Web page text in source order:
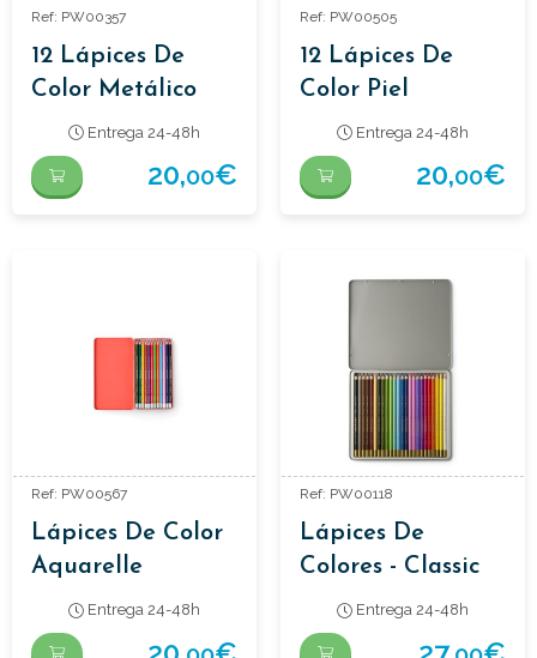
Ref: PW00357
12 Lápices De
Color Metálico
Entrega 24-48h
20,00€
Ref: PW00505
12 Lápices De
Color Piel
Entrega 24-48h
20,00€
Ref: PW00567
Lápices De Color
Aquarelle
Entrega 24-48h
Ref: PW00118
Lápices De
Colores - Classic
(24 Piezas)
Entrega 24-48h